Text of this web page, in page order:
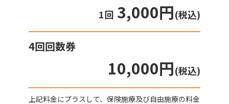
1回 3,000円(税込)
4回回数券
10,000円(税込)
上記料金にプラスして、保険施療及び自由施療の料金